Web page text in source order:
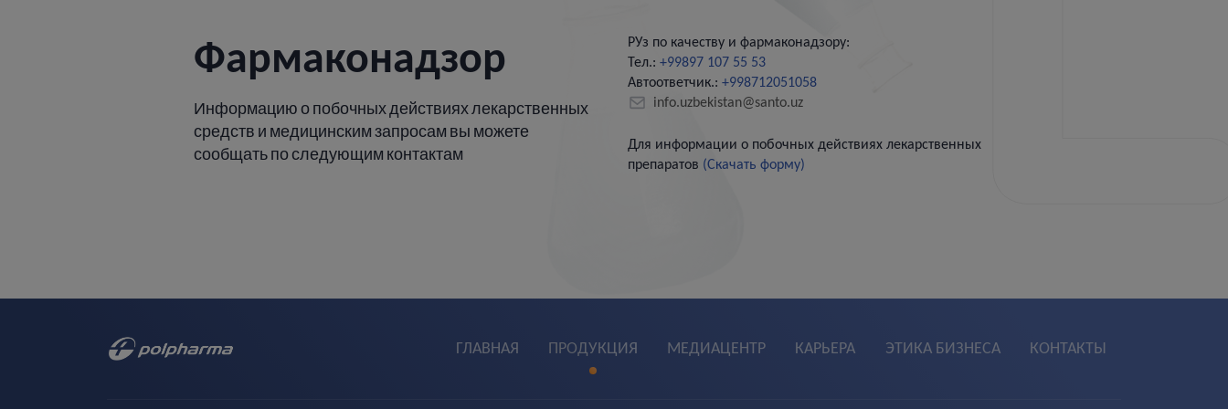
Фармаконадзор
Информацию о побочных действиях лекарственных
средств и медицинским запросам вы можете
сообщать по следующим контактам
РУз по качеству и фармаконадзору:
Тел.: +99897 107 55 53
Автоответчик.: +998712051058
info.uzbekistan@santo.uz
Для информации о побочных действиях лекарственных
препаратов (Скачать форму)
ГЛАВНАЯ ПРОДУКЦИЯ МЕДИАЦЕНТР КАРЬЕРА ЭТИКА БИЗНЕСА КОНТАКТЫ